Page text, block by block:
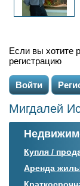
Если вы хотите
регистрацию
Войти
Мигдалей
Купля /
Аренда